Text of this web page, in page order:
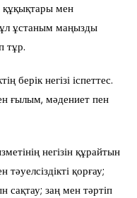
мен
ұстаным маңызды
тұр.
берік негізі іспеттес.
ғылым, мәдениет пен
негізін құрайтын
тәуелсіздікті қорғау;
заң мен тәртіп